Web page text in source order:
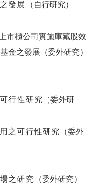
發展
（自行研究）
市櫃公司實施庫藏股效
金之發展（委外研究）
行性研究
（委外研
之可行性研究
（委外
之研究
（委外研究）